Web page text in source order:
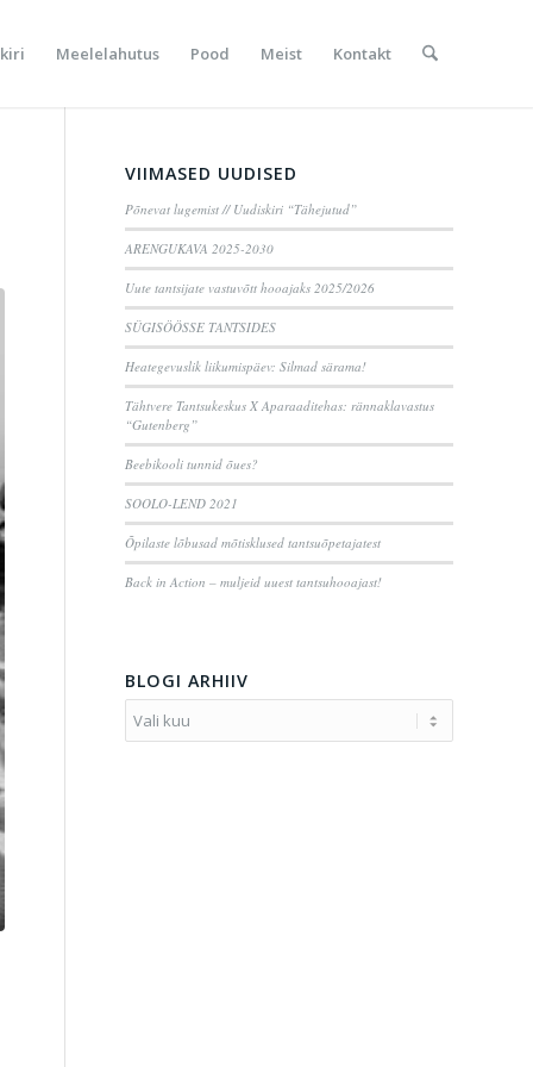
Meelelahutus Pood Meist Kontakt
VIIMASED UUDISED
Põnevat lugemist // Uudiskiri “Tähejutud”
ARENGUKAVA 2025-2030
Uute tantsijate vastuvõtt hooajaks 2025/2026
SÜGISÖÖSSE TANTSIDES
Heategevuslik liikumispäev: Silmad särama!
Tähtvere Tantsukeskus X Aparaaditehas: rännaklavastus
“Gutenberg”
Beebikooli tunnid õues?
SOOLO-LEND 2021
Õpilaste lõbusad mõtisklused tantsuõpetajatest
Back in Action – muljeid uuest tantsuhooajast!
BLOGI ARHIIV